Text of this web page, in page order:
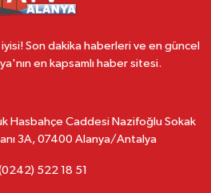
Son dakika haberleri ve en güncel
en kapsamlı haber sitesi.
Hasbahçe Caddesi Nazifoğlu Sokak
3A, 07400 Alanya/Antalya
522 18 51